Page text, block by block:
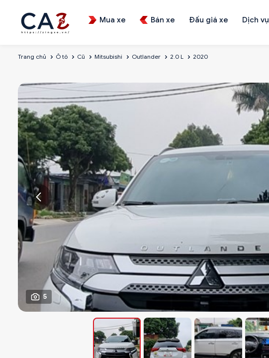
Mua xe Bán xe Đấu giá xe Dịch vụ
Trang chủ Ô tô Cũ Mitsubishi Outlander 2.0 L 2020
5